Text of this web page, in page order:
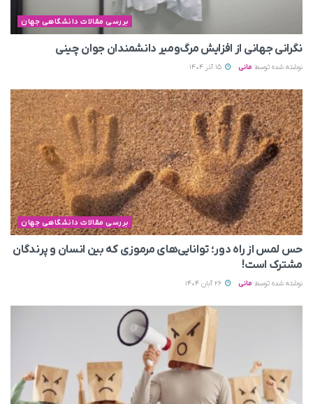
بررسی مقالات دانشگاهی جهان
نگرانی جهانی از افزایش مرگ‌ومیر دانشمندان جوان چینی
نوشته شده توسط مانی
بررسی مقالات دانشگاهی جهان
حس لمس از راه دور؛ توانایی‌های مرموزی که بین انسان و پرندگان
مشترک است!
نوشته شده توسط مانی